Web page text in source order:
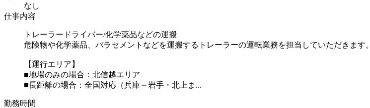
なし
仕事内容
トレーラードライバー/化学薬品などの運搬
危険物や化学薬品、バラセメントなどを運搬するトレーラーの運転業務を担当していただきます。
【運行エリア】
■地場のみの場合：北信越エリア
■長距離の場合：全国対応（兵庫～岩手・北上ま...
勤務時間